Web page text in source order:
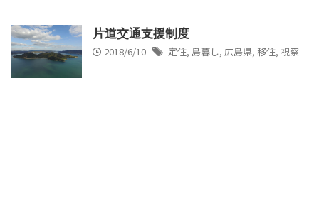
片道交通支援制度
2018/6/10
定住, 島暮し, 広島県, 移住, 視察